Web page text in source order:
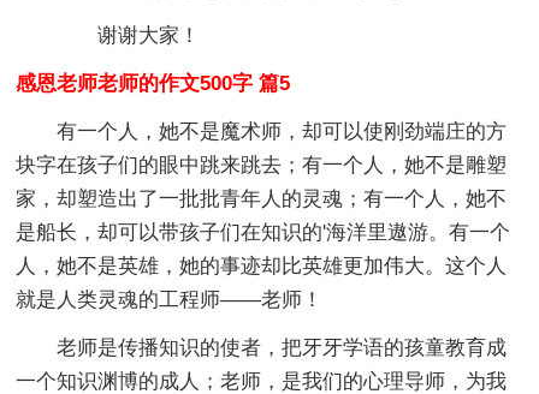
谢谢大家！
感恩老师老师的作文500字 篇5
有一个人，她不是魔术师，却可以使刚劲端庄的方
块字在孩子们的眼中跳来跳去；有一个人，她不是雕塑
家，却塑造出了一批批青年人的灵魂；有一个人，她不
是船长，却可以带孩子们在知识的'海洋里遨游。有一个
人，她不是英雄，她的事迹却比英雄更加伟大。这个人
就是人类灵魂的工程师——老师！
老师是传播知识的使者，把牙牙学语的孩童教育成
一个知识渊博的成人；老师，是我们的心理导师，为我